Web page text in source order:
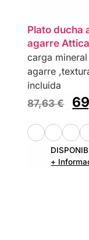
Plato ducha
agarre
carga
agarre
incluida
87,63€
+